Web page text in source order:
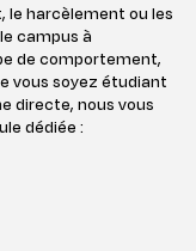
le harcèlement ou les
campus à
de comportement,
vous soyez étudiant
directe, nous vous
dédiée :